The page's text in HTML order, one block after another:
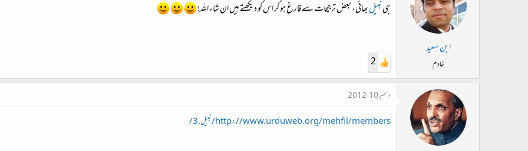
ابن سعید
خادم
جینبیلبھائی، بعض ترجیحات سے فارغ ہو کر اس کو دیکھتے ہیں ان شاء اللہ!
2
دسمبر 10، 2012
http://www.urduweb.org/mehfil/members/نبیل.3/